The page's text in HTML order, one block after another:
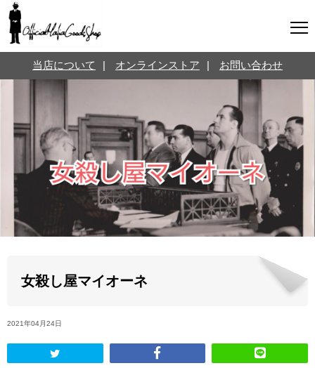
カテゴリ
お知らせ マフィアの小話
三分で学ぶマフィア暗黒史 名言・悩み相談
ABOUT US
当店について オンラインストア お問い合わせ
女殺し屋マイオーネ
2021年04月24日
オンラインストア